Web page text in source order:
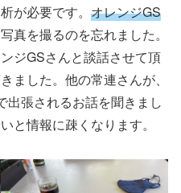
が必要です。 オレンジGS
真を撮るのを忘れました。
ジGSさんと談話させて頂
ました。他の常連さんが、
出張されるお話を聞きまし
と情報に疎くなります。